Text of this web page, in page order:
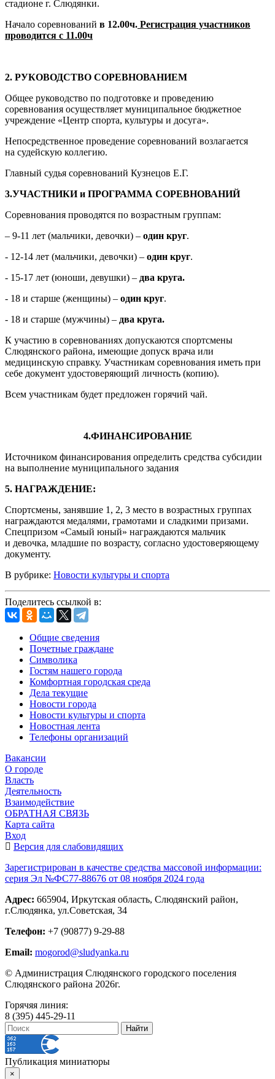
стадионе г. Слюдянки.
Начало соревнований в 12.00ч. Регистрация участников
проводится с 11.00ч
2. РУКОВОДСТВО СОРЕВНОВАНИЕМ
Общее руководство по подготовке и проведению
соревнования осуществляет муниципальное бюджетное
учреждение «Центр спорта, культуры и досуга».
Непосредственное проведение соревнований возлагается
на судейскую коллегию.
Главный судья соревнований Кузнецов Е.Г.
3.УЧАСТНИКИ и ПРОГРАММА СОРЕВНОВАНИЙ
Соревнования проводятся по возрастным группам:
– 9-11 лет (мальчики, девочки) – один круг.
- 12-14 лет (мальчики, девочки) – один круг.
- 15-17 лет (юноши, девушки) – два круга.
- 18 и старше (женщины) – один круг.
- 18 и старше (мужчины) – два круга.
К участию в соревнованиях допускаются спортсмены
Слюдянского района, имеющие допуск врача или
медицинскую справку. Участникам соревнования иметь при
себе документ удостоверяющий личность (копию).
Всем участникам будет предложен горячий чай.
4.ФИНАНСИРОВАНИЕ
Источником финансирования определить средства субсидии
на выполнение муниципального задания
5. НАГРАЖДЕНИЕ:
Спортсмены, занявшие 1, 2, 3 место в возрастных группах
награждаются медалями, грамотами и сладкими призами.
Спецпризом «Самый юный» награждаются мальчик
и девочка, младшие по возрасту, согласно удостоверяющему
документу.
В рубрике: Новости культуры и спорта
Поделитесь ссылкой в:
Общие сведения
Почетные граждане
Символика
Гостям нашего города
Комфортная городская среда
Дела текущие
Новости города
Новости культуры и спорта
Новостная лента
Телефоны организаций
Вакансии
О городе
Власть
Деятельность
Взаимодействие
ОБРАТНАЯ СВЯЗЬ
Карта сайта
Вход
Версия для слабовидящих
Зарегистрирован в качестве средства массовой информации:
серия Эл №ФС77-88676 от 08 ноября 2024 года
Адрес: 665904, Иркутская область, Слюдянский район,
г.Слюдянка, ул.Советская, 34
Телефон: +7 (90877) 9-29-88
Email: mogorod@sludyanka.ru
© Администрация Слюдянского городского поселения
Слюдянского района 2026г.
Горячяя линия:
8 (395) 445-29-11
Публикация миниатюры
×